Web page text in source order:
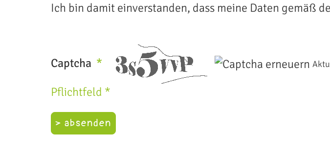
Ich bin damit einverstanden, dass meine Daten gemäß
Captcha
Pflichtfeld *